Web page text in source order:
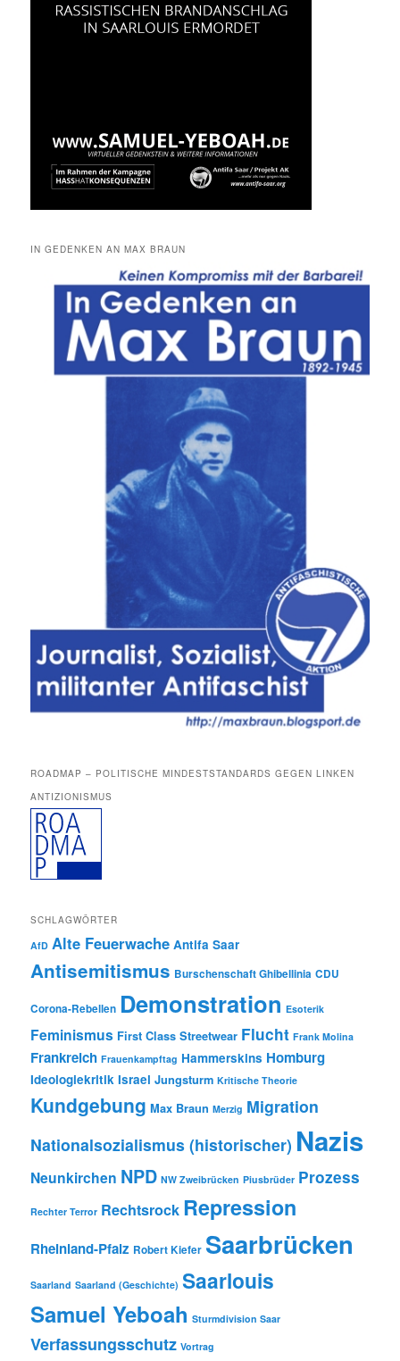
IN GEDENKEN AN MAX BRAUN
ROADMAP – POLITISCHE MINDESTSTANDARDS GEGEN LINKEN
ANTIZIONISMUS
SCHLAGWÖRTER
AfD Alte Feuerwache Antifa Saar
Antisemitismus Burschenschaft Ghibellinia CDU
Corona-Rebellen Demonstration Esoterik
Feminismus First Class Streetwear Flucht Frank Molina
Frankreich Frauenkampftag Hammerskins Homburg
Ideologiekritik Israel Jungsturm Kritische Theorie
Kundgebung Max Braun Merzig Migration
Nationalsozialismus (historischer) Nazis
Neunkirchen NPD NW Zweibrücken Piusbrüder Prozess
Rechter Terror Rechtsrock Repression
Rheinland-Pfalz Robert Kiefer Saarbrücken
Saarland Saarland (Geschichte) Saarlouis
Samuel Yeboah Sturmdivision Saar
Verfassungsschutz Vortrag